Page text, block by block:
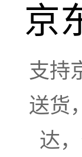
京
支持
送货
达